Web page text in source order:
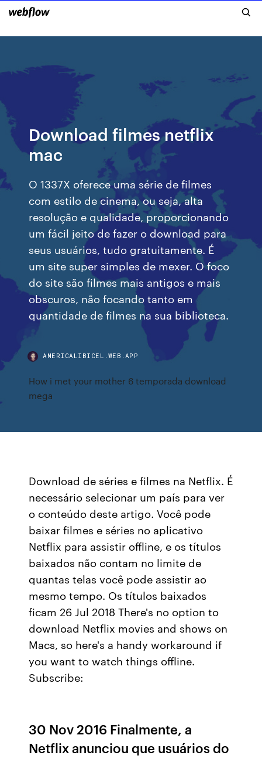
Download filmes netflix
mac
O 1337X oferece uma série de filmes
com estilo de cinema, ou seja, alta
resolução e qualidade, proporcionando
um fácil jeito de fazer o download para
seus usuários, tudo gratuitamente. É
um site super simples de mexer. O foco
do site são filmes mais antigos e mais
obscuros, não focando tanto em
quantidade de filmes na sua biblioteca.
AMERICALIBICEL.WEB.APP
How i met your mother 6 temporada download
mega
Download de séries e filmes na Netflix. É
necessário selecionar um país para ver
o conteúdo deste artigo. Você pode
baixar filmes e séries no aplicativo
Netflix para assistir offline, e os títulos
baixados não contam no limite de
quantas telas você pode assistir ao
mesmo tempo. Os títulos baixados
ficam 26 Jul 2018 There's no option to
download Netflix movies and shows on
Macs, so here's a handy workaround if
you want to watch things offline.
Subscribe:
30 Nov 2016 Finalmente, a
Netflix anunciou que usuários do